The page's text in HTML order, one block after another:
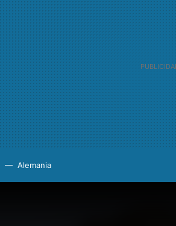
Alemania